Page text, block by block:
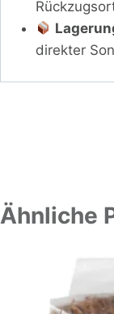
direkter
Ähnliche